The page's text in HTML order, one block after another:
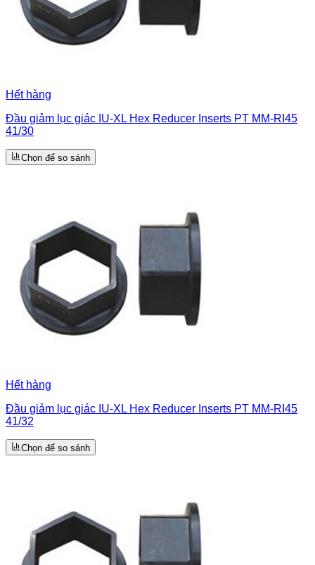
Hết hàng
Đầu giảm lục giác IU-XL Hex Reducer Inserts PT MM-RI45
41/30
Chọn để so sánh
Hết hàng
Đầu giảm lục giác IU-XL Hex Reducer Inserts PT MM-RI45
41/32
Chọn để so sánh